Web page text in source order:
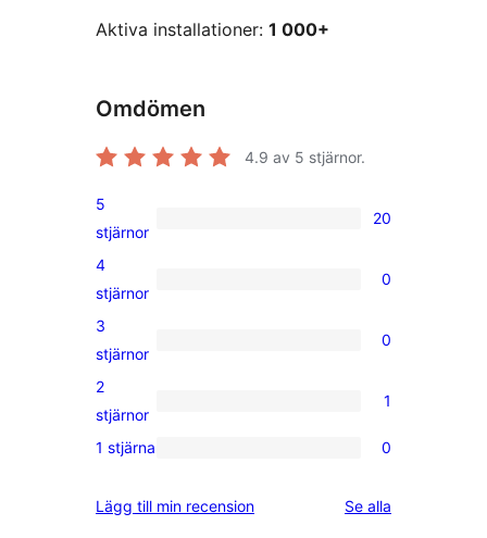
Aktiva installationer: 1 000+
Omdömen
4.9 av 5 stjärnor.
20
5-
stjärniga
5
stjärnor
20
0
4-
stjärniga
4
stjärnor
0
0
3-
stjärniga
3
stjärnor
0
1
2-
recension
2
stjärnor
1
0
stjärniga
1 stjärna 0
Lägg till min recension Se alla